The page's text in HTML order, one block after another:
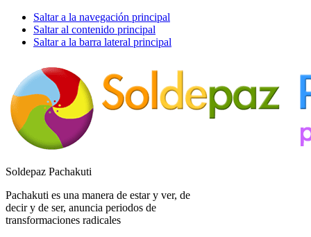
Saltar a la navegación principal
Saltar al contenido principal
Saltar a la barra lateral principal
Soldepaz Pachakuti
Pachakuti es una manera de estar y ver, de
decir y de ser, anuncia periodos de
transformaciones radicales